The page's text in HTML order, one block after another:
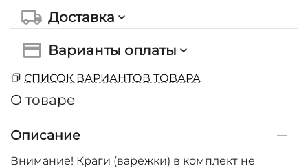
Доставка
Варианты оплаты
СПИСОК ВАРИАНТОВ ТОВАРА
О товаре
Описание
Внимание! Краги (варежки) в комплект не